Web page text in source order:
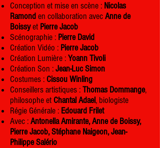
Conception et mise en scène : Nicolas
Ramonden collaboration avecAnne de
Boissyet Pierre Jacob
Scénographie : Pierre David
Création Vidéo : Pierre Jacob
Création Lumière :Yoann Tivoli
Création Son :Jean-Luc Simon
Costumes :Cissou Winling
Conseillers artistiques :Thomas Dommange,
philosophe etChantal Adael, biologiste
Régie Générale : Edouard Frilet
Avec :Antonella Amirante, Anne de Boissy,
Pierre Jacob, Stéphane Naigeon, Jean-
Philippe Salério